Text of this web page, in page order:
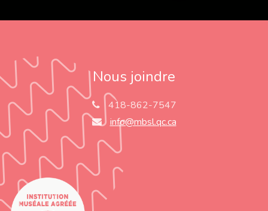
Nous joindre
418-862-7547
info@mbsl.qc.ca